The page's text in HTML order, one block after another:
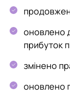
оновлено
прибуток
змінено
оновлено